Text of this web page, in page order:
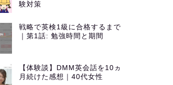
験対策
戦略で英検1級に合格するまで
｜第1話: 勉強時間と期間
【体験談】DMM英会話を10ヵ
月続けた感想｜40代女性